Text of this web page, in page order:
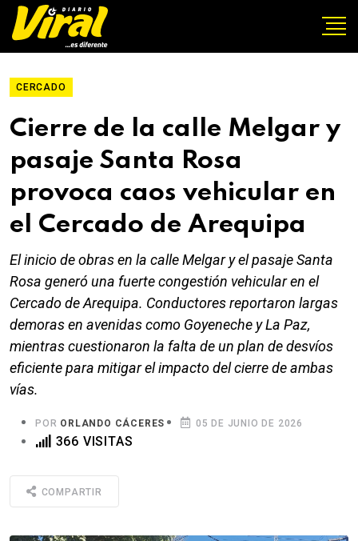
CERCADO
Cierre de la calle Melgar y
pasaje Santa Rosa
provoca caos vehicular en
el Cercado de Arequipa
El inicio de obras en la calle Melgar y el pasaje Santa
Rosa generó una fuerte congestión vehicular en el
Cercado de Arequipa. Conductores reportaron largas
demoras en avenidas como Goyeneche y La Paz,
mientras cuestionaron la falta de un plan de desvíos
eficiente para mitigar el impacto del cierre de ambas
vías.
POR ORLANDO CÁCERES 05 DE JUNIO DE 2026
366 VISITAS
COMPARTIR